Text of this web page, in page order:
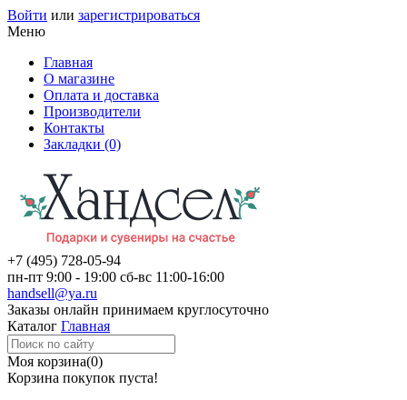
Войти или зарегистрироваться
Меню
Главная
О магазине
Оплата и доставка
Производители
Контакты
Закладки (0)
+7 (495) 728-05-94
пн-пт 9:00 - 19:00 сб-вс 11:00-16:00
handsell@ya.ru
Заказы онлайн принимаем круглосуточно
Каталог Главная
Моя корзина(0)
Корзина покупок пуста!